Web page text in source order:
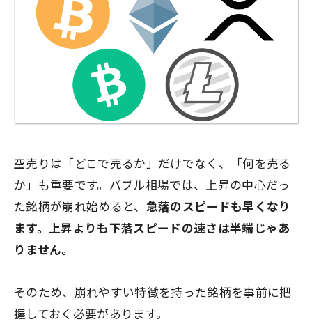
空売りは「どこで売るか」だけでなく、「何を売る
か」も重要です。バブル相場では、上昇の中心だっ
た銘柄が崩れ始めると、 急落のスピードも早くなり
ます。上昇よりも下落スピードの速さは半端じゃあ
りません。
そのため、崩れやすい特徴を持った銘柄を事前に把
握しておく必要があります。